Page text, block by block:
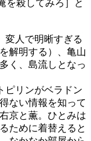
殺してみろ］と
変人で明晰すぎる
解明する）、亀山
く、島流しとなっ
ピリンがベラドン
ない情報を知って
京と薫。ひとみは
ために着替えると